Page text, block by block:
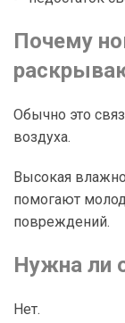
Почему
Обычно это
воздуха.
Высокая
помогают
повреждений.
Нужна ли
Нет.